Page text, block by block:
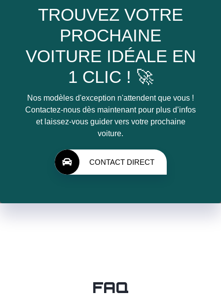
TROUVEZ VOTRE
PROCHAINE
VOITURE IDÉALE EN
1 CLIC ! 🚀
Nos modèles d'exception n'attendent que vous !
Contactez-nous dès maintenant pour plus d’infos
et laissez-vous guider vers votre prochaine
voiture.
CONTACT DIRECT
FAQ